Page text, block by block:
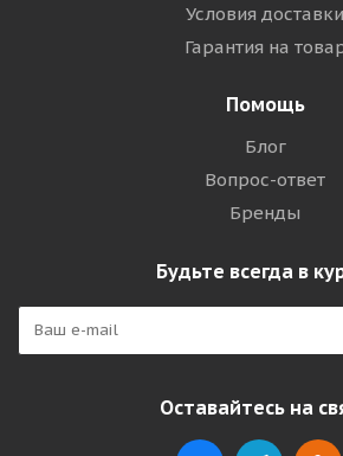
Условия доставки
Гарантия на
Помощь
Блог
Вопрос-ответ
Бренды
Будьте всегда в
Оставайтесь на